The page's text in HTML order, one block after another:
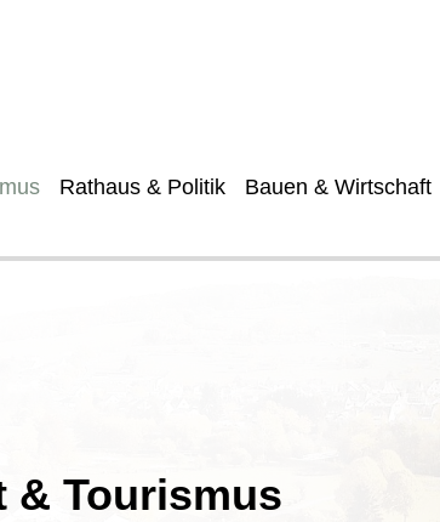
Rathaus & Politik Bauen & Wirtschaft
& Tourismus